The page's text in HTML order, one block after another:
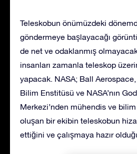
Teleskobun önümüzdeki
göndermeye başlayacağı
de net ve odaklanmış
insanları zamanla teleskop
yapacak. NASA; Ball
Bilim Enstitüsü ve NASA’nın
Merkezi’nden mühendis ve
oluşan bir ekibin teleskobun
ettiğini ve çalışmaya hazır